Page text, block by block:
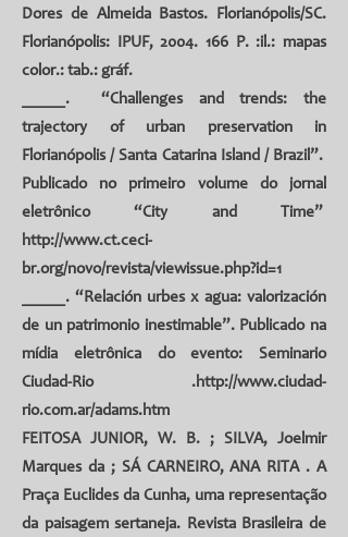
Dores de Almeida Bastos. Florianópolis/SC.
Florianópolis: IPUF,2004. 166 P. :il.: mapas
color.: tab.: gráf.
_____. “Challenges and trends: the
trajectory of urban preservation in
Florianópolis / Santa Catarina Island / Brazil”.
Publicado no primeiro volume do jornal
eletrônico “City and Time”
http://www.ct.ceci-
br.org/novo/revista/viewissue.php?id=1
_____. “Relación urbes x agua: valorización
de un patrimonio inestimable”. Publicado na
mídia eletrônica do evento: Seminario
Ciudad-Rio .http://www.ciudad-
rio.com.ar/adams.htm
FEITOSA JUNIOR, W. B. ; SILVA, Joelmir
Marques da ; SÁ CARNEIRO, ANA RITA. A
Praça Euclides da Cunha, uma representação
da paisagem sertaneja. Revista Brasileira de